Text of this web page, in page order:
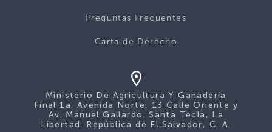
Preguntas Frecuentes
Carta de Derecho
Ministerio De Agricultura Y Ganadería
Final 1a. Avenida Norte, 13 Calle Oriente y
Av. Manuel Gallardo. Santa Tecla, La
Libertad. República de El Salvador, C. A.